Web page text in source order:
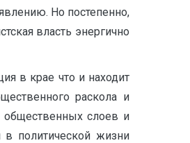
Но постепенно,
власть энергично
в крае что и находит
раскола и
общественных слоев и
в политической жизни